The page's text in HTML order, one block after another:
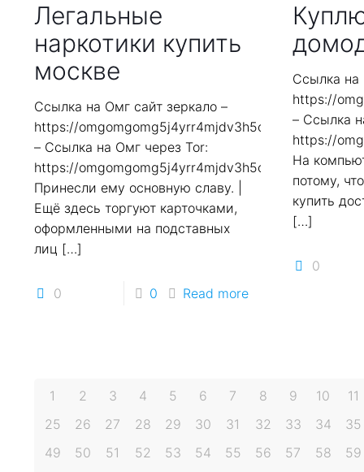
Легальные
наркотики купить
москве
Ссылка на Омг сайт зеркало –
https://
– Ссылка на Омг через Tor:
https://
Принесли ему основную славу. |
Ещё здесь торгуют карточками,
оформленными на подставных
лиц […]
0 0 Read more
Ссылка на
https://
– Ссылка
https://
На
потому,
купить
[…]
0
1 2 3 4 5 6 7 8 9 10
11
25
26 27 28 29 30 31 32 33 34
35
49
50 51 52 53 54 55 56 57 58
59